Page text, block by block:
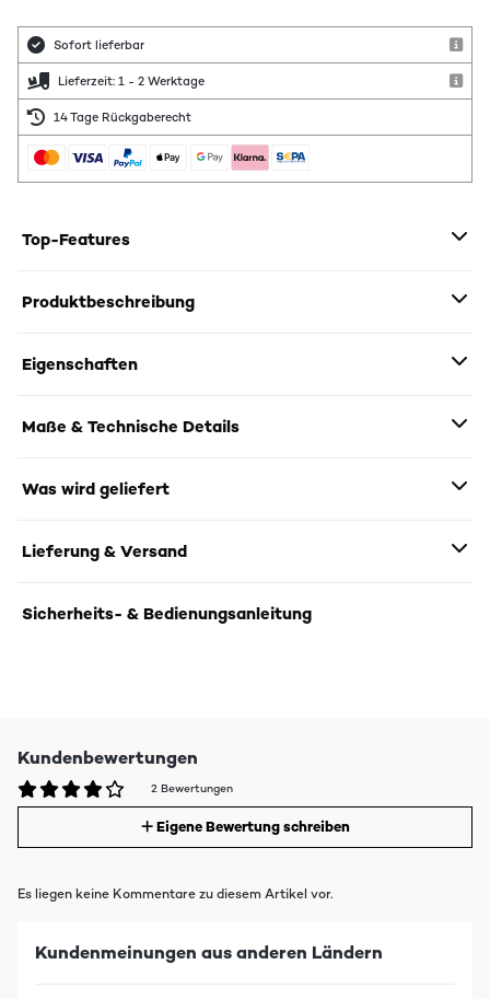
Sofort lieferbar
Lieferzeit: 1 - 2 Werktage
14 Tage Rückgaberecht
Top-Features
Produktbeschreibung
Eigenschaften
Maße & Technische Details
Was wird geliefert
Lieferung & Versand
Sicherheits- & Bedienungsanleitung
Kundenbewertungen
2 Bewertungen
Eigene Bewertung schreiben
Es liegen keine Kommentare zu diesem Artikel vor.
Kundenmeinungen aus anderen Ländern